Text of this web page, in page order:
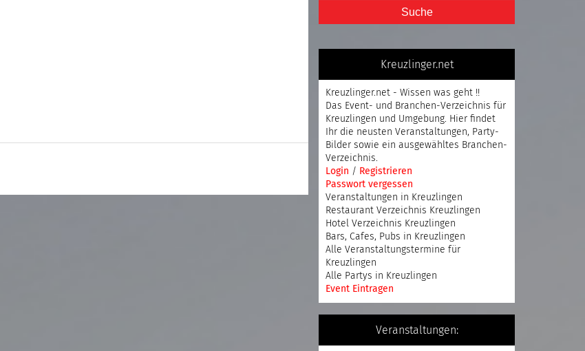
Suche
Kreuzlinger.net
Kreuzlinger.net - Wissen was geht !!
Das Event- und Branchen-Verzeichnis für
Kreuzlingen und Umgebung. Hier findet
Ihr die neusten Veranstaltungen, Party-
Bilder sowie ein ausgewähltes Branchen-
Verzeichnis.
Login / Registrieren
Passwort vergessen
Veranstaltungen in Kreuzlingen
Restaurant Verzeichnis Kreuzlingen
Hotel Verzeichnis Kreuzlingen
Bars, Cafes, Pubs in Kreuzlingen
Alle Veranstaltungstermine für
Kreuzlingen
Alle Partys in Kreuzlingen
Event Eintragen
Veranstaltungen: